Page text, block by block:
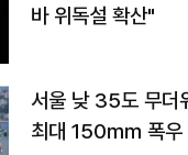
바 위독설 확산"
서울 낮 35도 무더
최대 150㎜ 폭우